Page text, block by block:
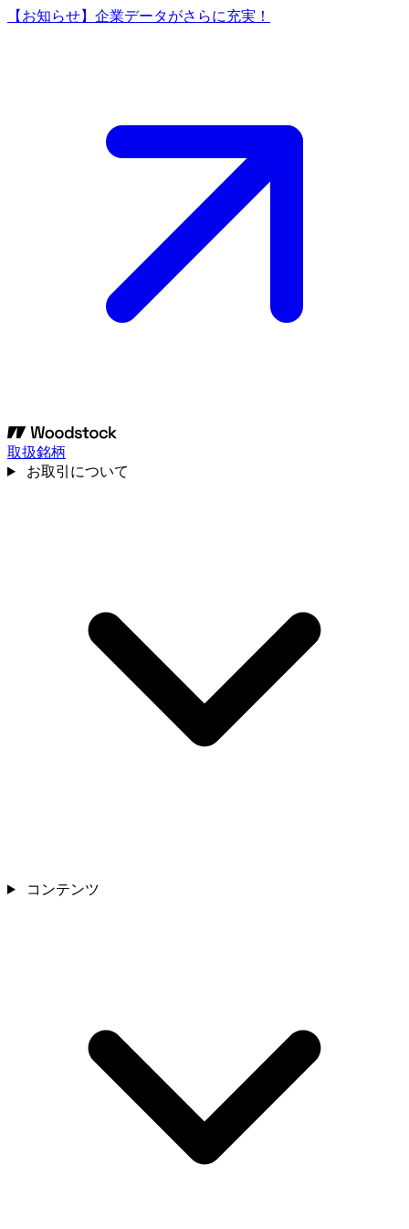
【お知らせ】企業データがさらに充実！
取扱銘柄
お取引について
コンテンツ